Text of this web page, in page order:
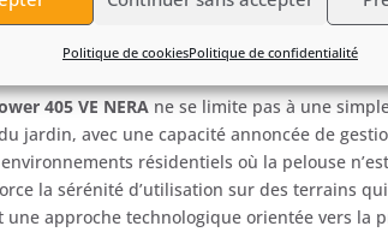
Politique de cookiesPolitique de confidentialité
405 VE NERA :
405 VE NERA ne se limite pas à une
jardin, avec une capacité annoncée de
résidentiels où la pelouse
la sérénité d’utilisation sur des terrains
une approche technologique orientée vers la